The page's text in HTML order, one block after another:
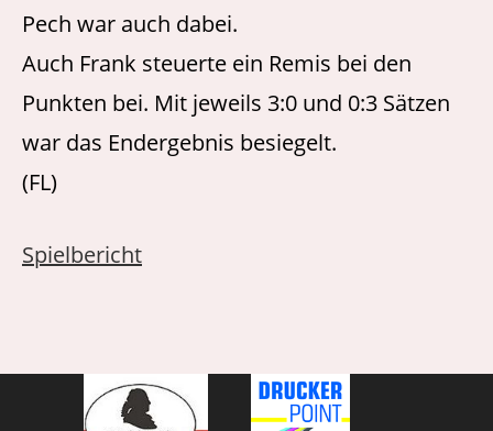
Pech war auch dabei.
Auch Frank steuerte ein Remis bei den
Punkten bei. Mit jeweils 3:0 und 0:3 Sätzen
war das Endergebnis besiegelt.
(FL)
Spielbericht